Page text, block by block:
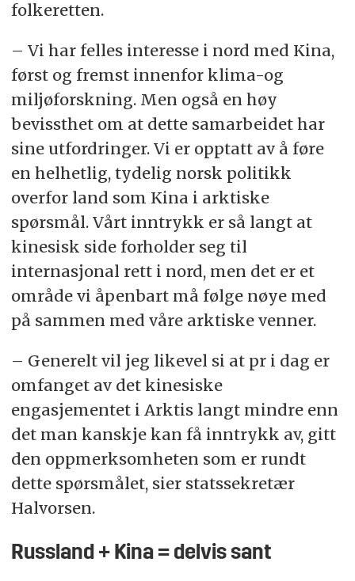
folkeretten.
– Vi har felles interesse i nord med Kina,
først og fremst innenfor klima-og
miljøforskning. Men også en høy
bevissthet om at dette samarbeidet har
sine utfordringer. Vi er opptatt av å føre
en helhetlig, tydelig norsk politikk
overfor land som Kina i arktiske
spørsmål. Vårt inntrykk er så langt at
kinesisk side forholder seg til
internasjonal rett i nord, men det er et
område vi åpenbart må følge nøye med
på sammen med våre arktiske venner.
– Generelt vil jeg likevel si at pr i dag er
omfanget av det kinesiske
engasjementet i Arktis langt mindre enn
det man kanskje kan få inntrykk av, gitt
den oppmerksomheten som er rundt
dette spørsmålet, sier statssekretær
Halvorsen.
Russland + Kina = delvis sant